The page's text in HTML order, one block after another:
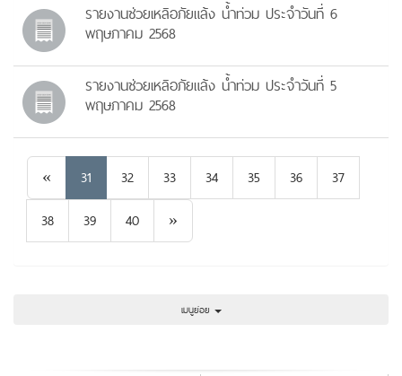
รายงานช่วยเหลิอภัยแล้ง น้ำท่วม ประจำวันที่ 6
พฤษภาคม 2568
รายงานช่วยเหลิอภัยแล้ง น้ำท่วม ประจำวันที่ 5
พฤษภาคม 2568
« Previous
31 32 33 34 35 36
37
38
39 40 »
เมนูย่อย